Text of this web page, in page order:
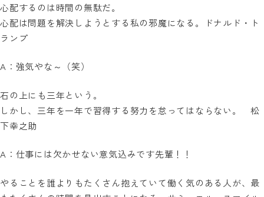
心配するのは時間の無駄だ。
心配は問題を解決しようとする私の邪魔になる。ドナルド・ト
ランプ
A：強気やな～（笑）
石の上にも三年という。
しかし、三年を一年で習得する努力を怠ってはならない。 松
下幸之助
A：仕事には欠かせない意気込みです先輩！！
やることを誰よりもたくさん抱えていて働く気のある人が、最